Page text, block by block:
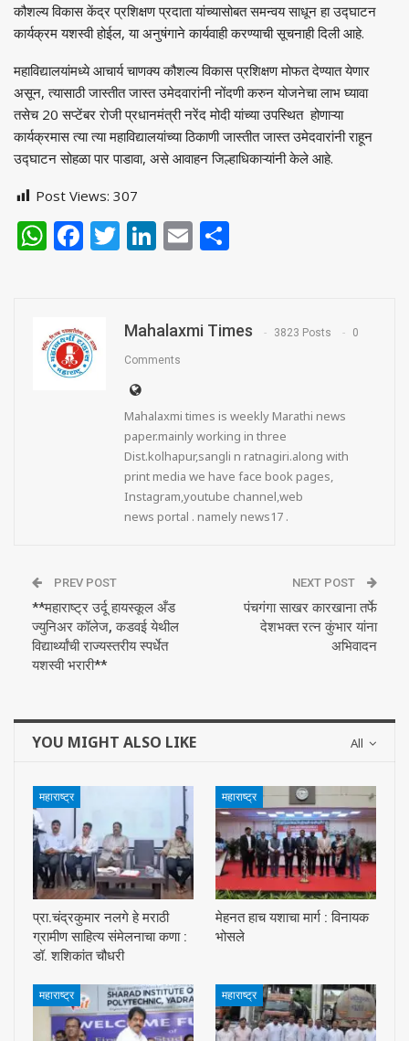
कौशल्य विकास केंद्र प्रशिक्षण प्रदाता यांच्यासोबत समन्वय साधून हा उद्घाटन
कार्यक्रम यशस्वी होईल, या अनुषंगाने कार्यवाही करण्याची सूचनाही दिली आहे.
महाविद्यालयांमध्ये आचार्य चाणक्य कौशल्य विकास प्रशिक्षण मोफत देण्यात येणार
असून, त्यासाठी जास्तीत जास्त उमेदवारांनी नोंदणी करुन योजनेचा लाभ घ्यावा
तसेच 20 सप्टेंबर रोजी प्रधानमंत्री नरेंद मोदी यांच्या उपस्थित होणाऱ्या
कार्यक्रमास त्या त्या महाविद्यालयांच्या ठिकाणी जास्तीत जास्त उमेदवारांनी राहून
उद्घाटन सोहळा पार पाडावा, असे आवाहन जिल्हाधिकाऱ्यांनी केले आहे.
Post Views: 307
WhatsApp
Facebook
Twitter
LinkedIn
Email
Mahalaxmi Times 3823 Posts 0
Comments
Mahalaxmi times is weekly Marathi news
paper.mainly working in three
Dist.kolhapur,sangli n ratnagiri.along with
print media we have face book pages,
Instagram,youtube channel,web
news portal . namely news17 .
PREV POST
**महाराष्ट्र उर्दू हायस्कूल अँड
ज्युनिअर कॉलेज, कडवई येथील
विद्यार्थ्यांची राज्यस्तरीय स्पर्धेत
यशस्वी भरारी**
NEXT POST
पंचगंगा साखर कारखाना तर्फे
देशभक्त रत्न कुंभार यांना
अभिवादन
All
YOU MIGHT ALSO LIKE
महाराष्ट्र
प्रा.चंद्रकुमार नलगे हे मराठी
ग्रामीण साहित्य संमेलनाचा कणा :
डॉ. शशिकांत चौधरी
महाराष्ट्र
मेहनत हाच यशाचा मार्ग : विनायक
भोसले
महाराष्ट्र महाराष्ट्र